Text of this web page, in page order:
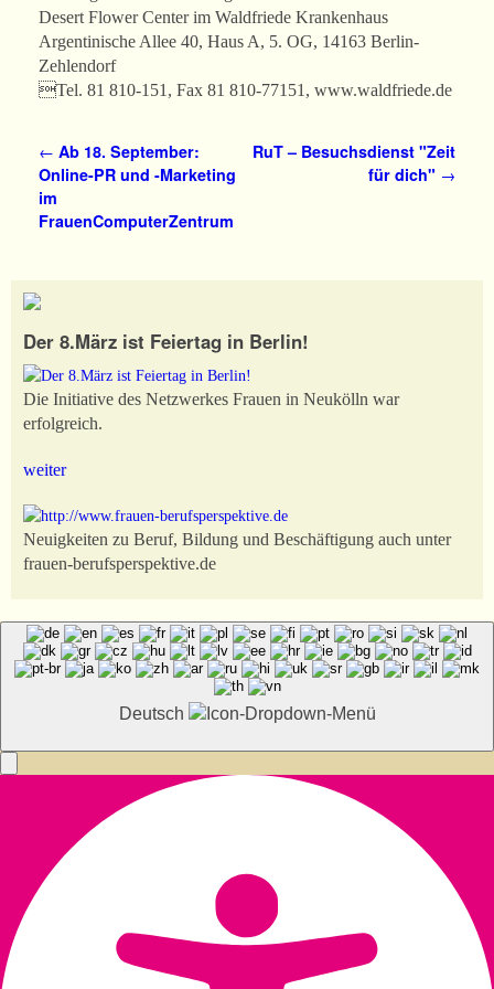
Desert Flower Center im Waldfriede Krankenhaus
Argentinische Allee 40, Haus A, 5. OG, 14163 Berlin-
Zehlendorf
Tel. 81 810-151, Fax 81 810-77151, www.waldfriede.de
Artikelnavigation
← Ab 18. September:
Online-PR und -Marketing
im
FrauenComputerZentrum
RuT – Besuchsdienst "Zeit
für dich" →
Der 8.März ist Feiertag in Berlin!
Die Initiative des Netzwerkes Frauen in Neukölln war
erfolgreich.
weiter
Neuigkeiten zu Beruf, Bildung und Beschäftigung auch unter
frauen-berufsperspektive.de
Deutsch